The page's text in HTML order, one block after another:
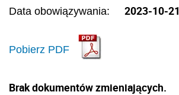
Data obowiązywania: 2023-10-21
Pobierz PDF
Brak dokumentów zmieniających.